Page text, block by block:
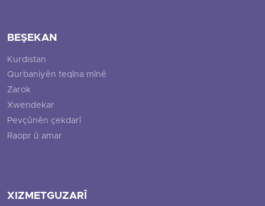
BEŞEKAN
Kurdistan
Qurbaniyên teqîna mînê
Zarok
Xwendekar
Pevçûnên çekdarî
Raopr û amar
XIZMETGUZARÎ